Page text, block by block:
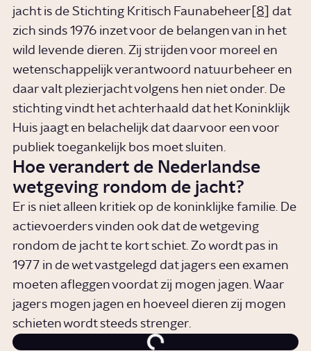
jacht is de Stichting Kritisch Faunabeheer [8]
dat
zich sinds 1976 inzet voor de belangen van in het
wild levende dieren. Zij strijden voor moreel en
wetenschappelijk verantwoord natuurbeheer en
daar valt plezierjacht volgens hen niet onder. De
stichting vindt het achterhaald dat het Koninklijk
Huis jaagt en belachelijk dat daarvoor een voor
publiek toegankelijk bos moet sluiten.
Hoe verandert de Nederlandse
wetgeving rondom de jacht?
Er is niet alleen kritiek op de koninklijke familie. De
actievoerders vinden ook dat de wetgeving
rondom de jacht te kort schiet. Zo wordt pas in
1977 in de wet vastgelegd dat jagers een examen
moeten afleggen voordat zij mogen jagen. Waar
jagers mogen jagen en hoeveel dieren zij mogen
schieten wordt steeds strenger.